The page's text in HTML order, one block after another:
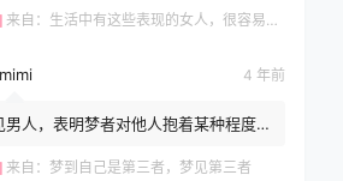
来自： 生活中有这些表现的女人，很容易和别人发生关系，再漂亮也别娶
mimi 4 年前
男人，表明梦者对他人抱着某种程度的
来自： 梦到自己是第三者，梦见第三者